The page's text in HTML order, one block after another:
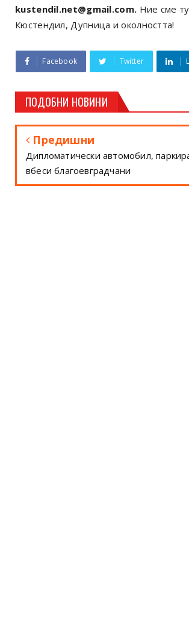
kustendil.net@gmail.com. Ние сме
Кюстендил, Дупница и околността!
Facebook Twitter
ПОДОБНИ НОВИНИ
Предишни
Дипломатически автомобил,
вбеси благоевградчани